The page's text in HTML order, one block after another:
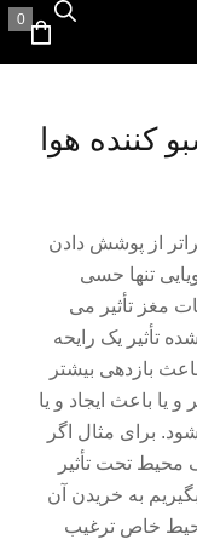
0
کننده هوا
از پوشش دادن
تنها حسی
مغز تأثیر می
تأثیر یک رایحه
بازدهی بیشتر
و یا باعث ایجاد و یا
برای مثال اگر
تحت تأثیر
به خریدن آن
خاص ترغیب